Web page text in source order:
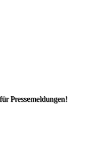
Pressemeldungen!